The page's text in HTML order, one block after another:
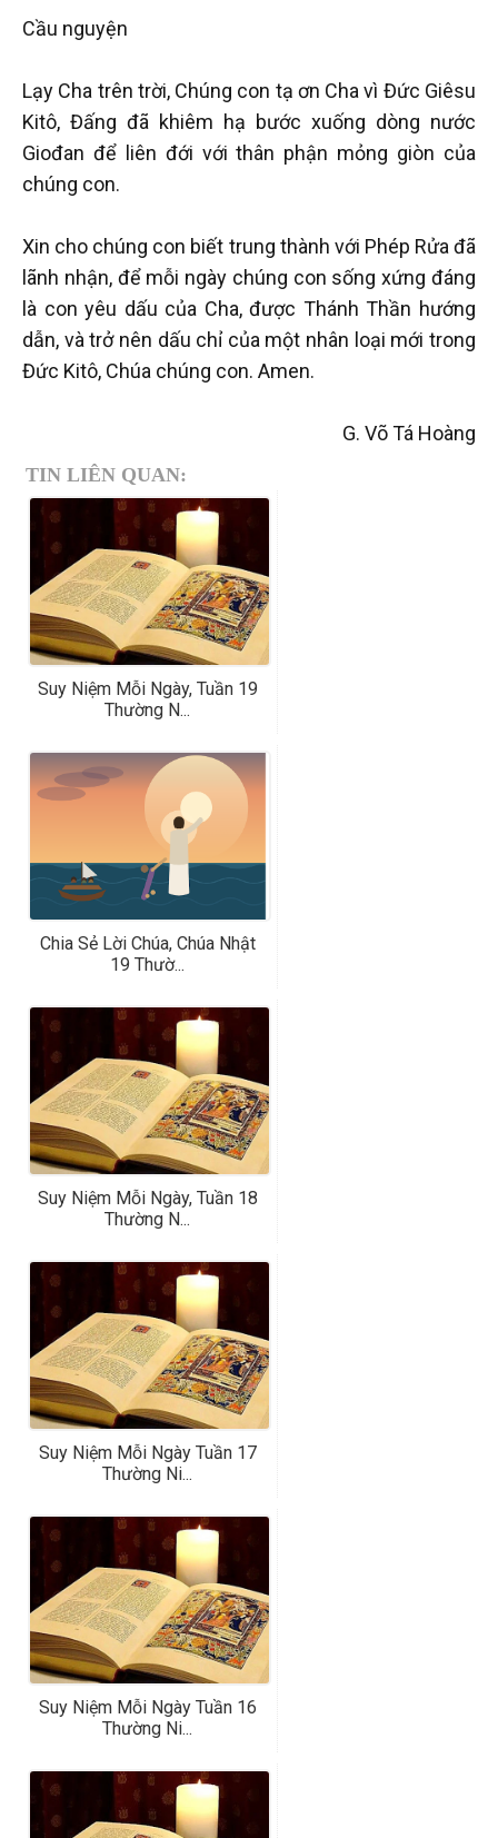
Cầu nguyện
Lạy Cha trên trời, Chúng con tạ ơn Cha vì Đức Giêsu
Kitô, Đấng đã khiêm hạ bước xuống dòng nước
Giođan để liên đới với thân phận mỏng giòn của
chúng con.
Xin cho chúng con biết trung thành với Phép Rửa đã
lãnh nhận, để mỗi ngày chúng con sống xứng đáng
là con yêu dấu của Cha, được Thánh Thần hướng
dẫn, và trở nên dấu chỉ của một nhân loại mới trong
Đức Kitô, Chúa chúng con. Amen.
G. Võ Tá Hoàng
TIN LIÊN QUAN:
Suy Niệm Mỗi Ngày, Tuần 19
Thường N...
Chia Sẻ Lời Chúa, Chúa Nhật
19 Thườ...
Suy Niệm Mỗi Ngày, Tuần 18
Thường N...
Suy Niệm Mỗi Ngày Tuần 17
Thường Ni...
Suy Niệm Mỗi Ngày Tuần 16
Thường Ni...